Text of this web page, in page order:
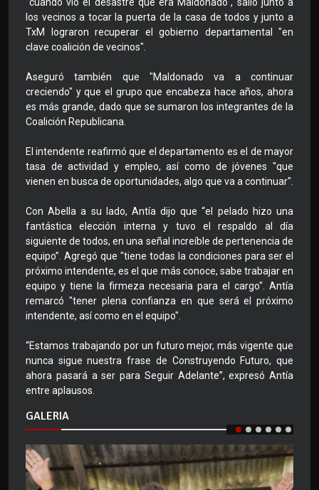
"cuando vio el desastre que era Maldonado", salió junto a
los vecinos a tocar la puerta de la casa de todos y junto a
TxM lograron recuperar el gobierno departamental "en
clave coalición de vecinos".
Aseguró también que "Maldonado va a continuar
creciendo" y que el grupo que encabeza hace años, ahora
es más grande, dado que se sumaron los integrantes de la
Coalición Republicana.
El intendente reafirmó que el departamento es el de mayor
tasa de actividad y empleo, así como de jóvenes "que
vienen en busca de oportunidades, algo que va a continuar".
Con Abella a su lado, Antía dijo que “el pelado hizo una
fantástica elección interna y tuvo el respaldo al día
siguiente de todos, en una señal increíble de pertenencia de
equipo”. Agregó que "tiene todas la condiciones para ser el
próximo intendente, es el que más conoce, sabe trabajar en
equipo y tiene la firmeza necesaria para el cargo". Antía
remarcó "tener plena confianza en que será el próximo
intendente, así como en el equipo".
“Estamos trabajando por un futuro mejor, más vigente que
nunca sigue nuestra frase de Construyendo Futuro, que
ahora pasará a ser para Seguir Adelante”, expresó Antía
entre aplausos.
GALERIA